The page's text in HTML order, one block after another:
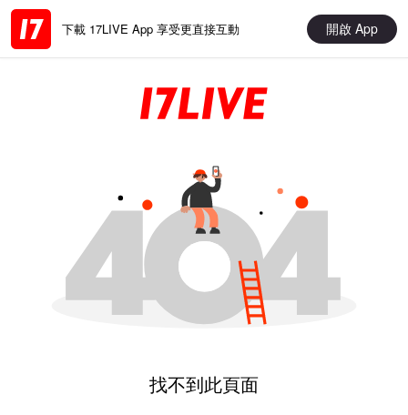
下載 17LIVE App 享受更直接互動 開啟 App
找不到此頁面